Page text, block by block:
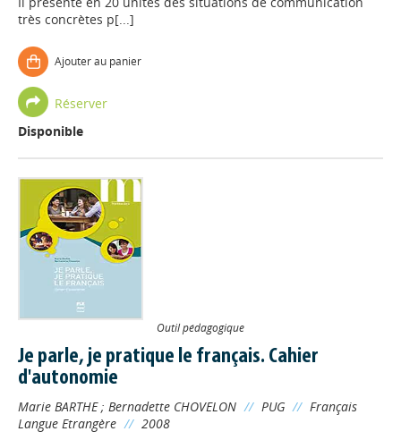
très concrètes p[...]
Ajouter au panier
Réserver
Disponible
Outil pédagogique
Je parle, je pratique le français. Cahier
d'autonomie
Marie BARTHE; Bernadette CHOVELON // PUG // Français
Langue Etrangère // 2008